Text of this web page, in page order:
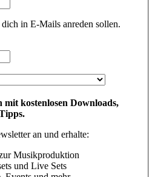
in E-Mails anreden sollen.
kostenlosen Downloads,
an und erhalte:
Musikproduktion
und Live Sets